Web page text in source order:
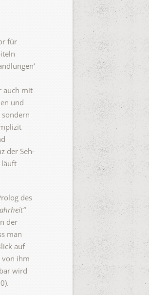
für
auch mit
und
der Seh-
läuft
des
der
man
auf
von ihm
wird